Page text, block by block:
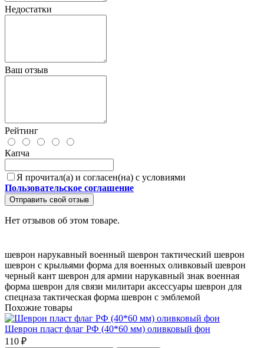
Недостатки
Ваш отзыв
Рейтинг
Капча
Я прочитал(а) и согласен(на) с условиями
Пользовательское соглашение
Отправить свой отзыв
Нет отзывов об этом товаре.
шеврон нарукавный военный шеврон тактический шеврон
шеврон с крыльями форма для военных оливковый шеврон
черный кант шеврон для армии нарукавный знак военная
форма шеврон для связи милитари аксессуары шеврон для
спецназа тактическая форма шеврон с эмблемой
Похожие товары
Шеврон пласт флаг РФ (40*60 мм) оливковый фон
110 ₽